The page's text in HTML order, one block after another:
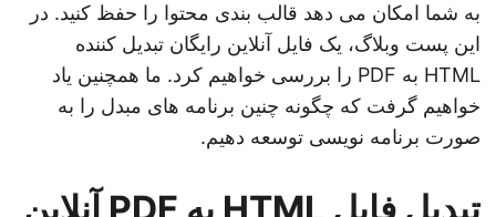
به شما امکان می دهد قالب بندی محتوا را حفظ کنید. در
این پست وبلاگ، یک فایل آنلاین رایگان تبدیل کننده
HTML به PDF را بررسی خواهیم کرد. ما همچنین یاد
خواهیم گرفت که چگونه چنین برنامه های مبدل را به
صورت برنامه نویسی توسعه دهیم.